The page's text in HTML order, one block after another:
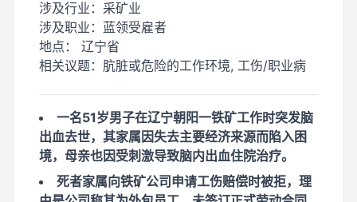
涉及行业： 采矿业
涉及职业： 蓝领受雇者
地点： 辽宁省
相关议题： 肮脏或危险的工作环境, 工伤/职业病
一名51岁男子在辽宁朝阳一铁矿工作时突发脑
出血去世，其家属因失去主要经济来源而陷入困
境，母亲也因受刺激导致脑内出血住院治疗。
死者家属向铁矿公司申请工伤赔偿时被拒，理